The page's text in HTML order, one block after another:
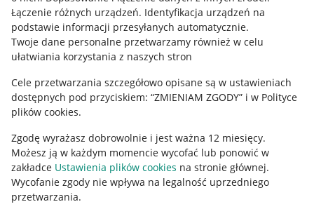
Łączenie różnych urządzeń. Identyfikacja urządzeń na
podstawie informacji przesyłanych automatycznie.
Twoje dane personalne przetwarzamy również w celu
ułatwiania korzystania z naszych stron
Cele przetwarzania szczegółowo opisane są w ustawieniach
dostępnych pod przyciskiem: “ZMIENIAM ZGODY” i w Polityce
plików cookies.
Zgodę wyrażasz dobrowolnie i jest ważna 12 miesięcy.
Możesz ją w każdym momencie wycofać lub ponowić w
zakładce Ustawienia plików cookies na stronie głównej.
Wycofanie zgody nie wpływa na legalność uprzedniego
przetwarzania.
Regulamin
Polityka plików "cookies"
Ustawienia plików "cookies"
Udostępnianie lokalizacji
Informacje dla Aktu o Usługach Cyfrowych
Pobierz aplikację